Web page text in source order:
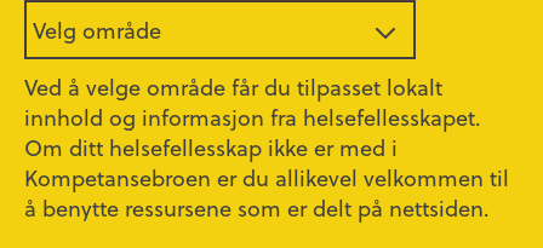
Velg område
Ved å velge område får du tilpasset lokalt
innhold og informasjon fra helsefellesskapet.
Om ditt helsefellesskap ikke er med i
Kompetansebroen er du allikevel velkommen til
å benytte ressursene som er delt på nettsiden.
Sunnaas sykehus HF og Akershus
universitetssykehus HF
Oppdatert01.09.2018
Helsepersonell
30 minutter